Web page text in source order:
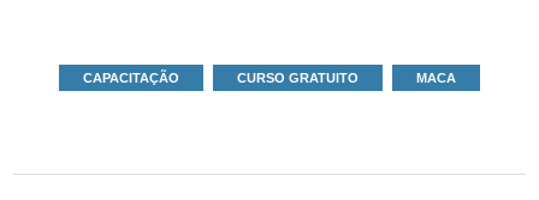
CAPACITAÇÃO CURSO GRATUITO MACA